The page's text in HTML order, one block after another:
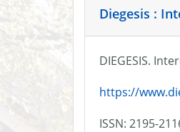
Diegesis :
DIEGESIS.
https://
ISSN: 2195-